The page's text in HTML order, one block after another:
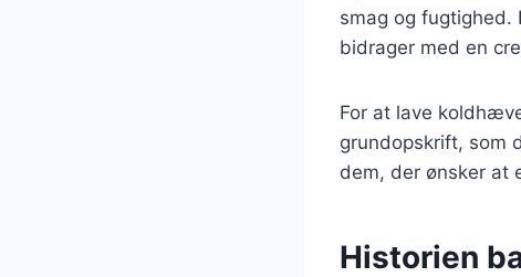
smag og fugtighed.
bidrager med en
For at lave
grundopskrift, som
dem, der ønsker at
Historien